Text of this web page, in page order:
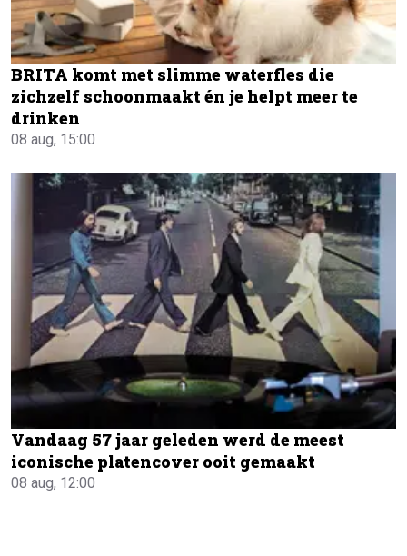
BRITA komt met slimme waterfles die
zichzelf schoonmaakt én je helpt meer te
drinken
08 aug, 15:00
Vandaag 57 jaar geleden werd de meest
iconische platencover ooit gemaakt
08 aug, 12:00